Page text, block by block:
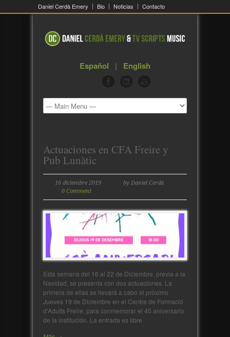
Daniel Cerdà Emery Bio Noticias Contacto
Español | English
Actuaciones en CFA Freire y
Pub Lunàtic
16 diciembre 2019
by Daniel Cerdà
0 Comment
Esta semana del 16 al 22 de Diciembre, previa a la
Navidad, se presenta con dos actuaciones. La
primera de ellas se llevará a cabo el próximo
Jueves 19 de Diciembre en el Centre de Formació
d’Adults Freire, para conmemorar el 40 aniversario
de la institución. La entrada es libre